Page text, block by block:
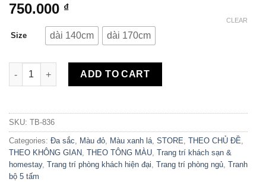
750.000 ₫
Size dài 140cm dài 170cm
CLEAR
Bộ 5 Tranh Canvas Nhà Và Hoa TB-836 quantity
ADD TO CART
SKU: TB-836
Categories: Đa sắc, Màu đỏ, Màu xanh lá, STORE, THEO CHỦ ĐỀ,
THEO KHÔNG GIAN, THEO TÔNG MÀU, Trang trí khách sạn &
homestay, Trang trí phòng khách hiện đại, Trang trí phòng ngủ, Tranh
bộ 5 tấm